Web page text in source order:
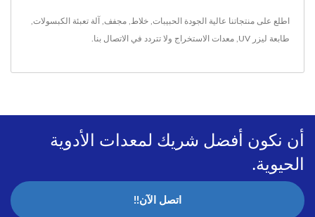
اطلع على منتجاتنا عالية الجودة الحبيبات خلاط مجفف آلة تعبئة الكبسولات
طابعة ليزر UV معدات الاستخراج ولا تتردد في الاتصال بنا
أن نكون أفضل شريك لمعدات الأدوية
الحيوية.
اتصل الآن!!